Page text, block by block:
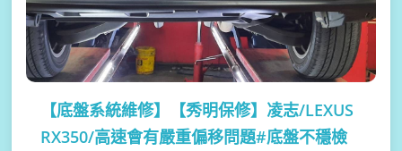
【底盤系統維修】
【秀明保修】凌志/LEXUS
RX350/高速會有嚴重偏移問題#底盤不穩檢